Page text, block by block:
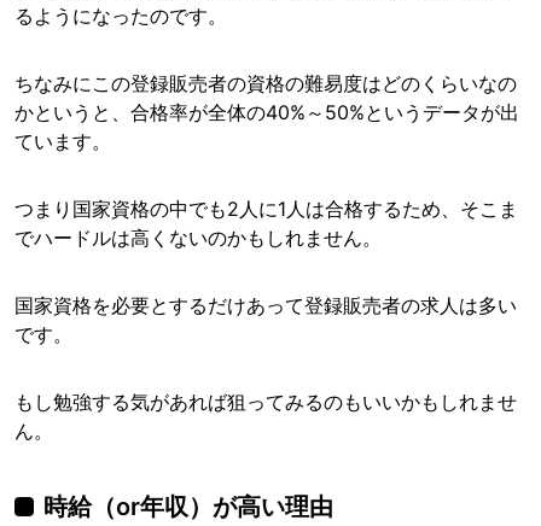
るようになったのです。
ちなみにこの登録販売者の資格の難易度はどのくらいなの
かというと、合格率が全体の40%～50%というデータが出
ています。
つまり国家資格の中でも2人に1人は合格するため、そこま
でハードルは高くないのかもしれません。
国家資格を必要とするだけあって登録販売者の求人は多い
です。
もし勉強する気があれば狙ってみるのもいいかもしれませ
ん。
時給（or年収）が高い理由